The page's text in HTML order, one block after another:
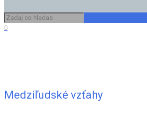
0
Medziľudské vzťahy